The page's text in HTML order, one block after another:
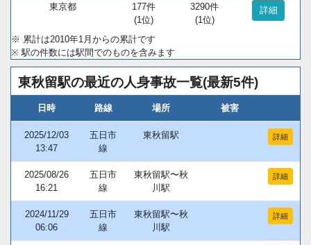
東京都
177件
(1位)
3290件
(1位)
詳細
※ 累計は2010年1月からの累計です
※ 駅の件数には駅間でのものを含みます
東秋留駅の最近の人身事故一覧(最新5件)
日時 路線 場所 被害
2025/12/03
13:47
五日市
線
東秋留駅 詳細
2025/08/26
16:21
五日市
線
東秋留駅〜秋
川駅
詳細
2024/11/29
06:06
五日市
線
東秋留駅〜秋
川駅
詳細